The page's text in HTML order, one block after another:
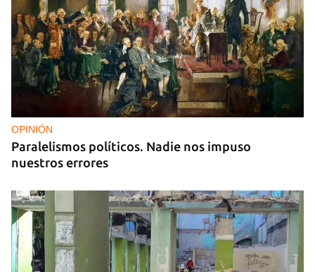
OPINIÓN
Paralelismos políticos. Nadie nos impuso
nuestros errores